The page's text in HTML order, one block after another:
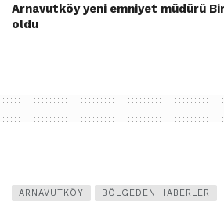
Arnavutköy yeni emniyet müdürü
oldu
ARNAVUTKÖY BÖLGEDEN HABERLER